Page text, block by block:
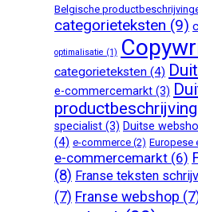
Belgische
categorieteksten (9)
optimalisatie (1)
categorieteksten (4)
e-commercemarkt (3)
specialist (3) Duitse
(4) e-commerce (2) Europese
e-commercemarkt (6)
(8) Franse teksten
(7) Franse webshop